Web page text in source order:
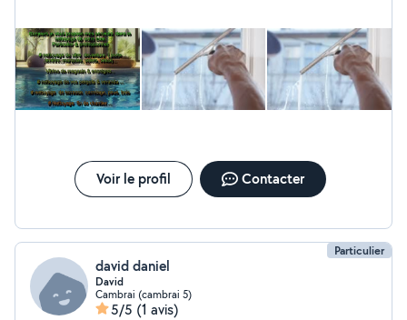
Voir le profil Contacter
Particulier
david daniel
David
Cambrai (cambrai 5)
5/5 (1 avis)